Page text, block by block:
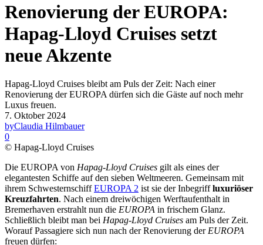
Renovierung der EUROPA:
Hapag-Lloyd Cruises setzt
neue Akzente
Hapag-Lloyd Cruises bleibt am Puls der Zeit: Nach einer
Renovierung der EUROPA dürfen sich die Gäste auf noch mehr
Luxus freuen.
7. Oktober 2024
byClaudia Hilmbauer
0
© Hapag-Lloyd Cruises
Die EUROPA von Hapag-Lloyd Cruises gilt als eines der
elegantesten Schiffe auf den sieben Weltmeeren. Gemeinsam mit
ihrem SchwesternschiffEUROPA 2 ist sie der Inbegriffluxuriöser
Kreuzfahrten. Nach einem dreiwöchigen Werftaufenthalt in
Bremerhaven erstrahlt nun die EUROPA in frischem Glanz.
Schließlich bleibt man bei Hapag-Lloyd Cruises am Puls der Zeit.
Worauf Passagiere sich nun nach der Renovierung der EUROPA
freuen dürfen: